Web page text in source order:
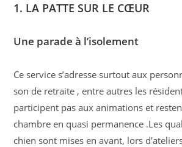
1. LA PATTE SUR LE CŒUR
Une parade à l’isolement
Ce service s’adresse surtout aux
son de retraite , entre autres les
participent pas aux animations et
chambre en quasi permanence .Les
chien sont mises en avant, lors